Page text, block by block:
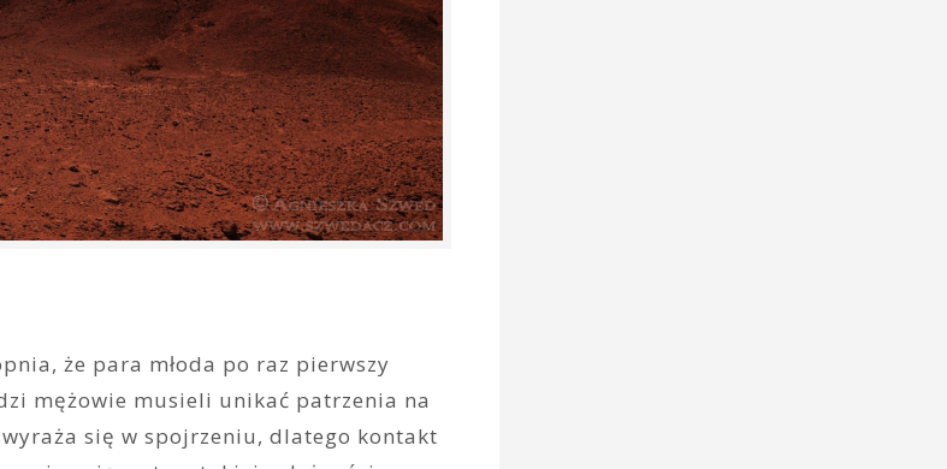
że para młoda po raz pierwszy
mężowie musieli unikać patrzenia na
się w spojrzeniu, dlatego kontakt